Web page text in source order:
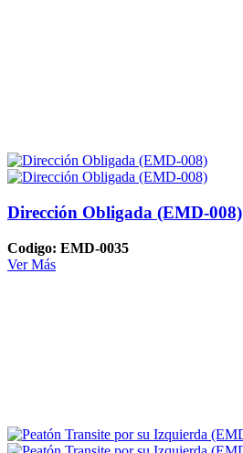
Dirección Obligada (EMD-008)
Codigo: EMD-0035
Ver Más